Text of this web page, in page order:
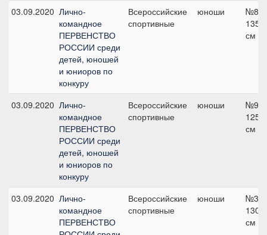
03.09.2020 Лично-
командное
ПЕРВЕНСТВО
РОССИИ среди
детей, юношей
и юниоров по
конкуру
Всероссийские
спортивные
юноши
№8,
135
см
03.09.2020 Лично-
командное
ПЕРВЕНСТВО
РОССИИ среди
детей, юношей
и юниоров по
конкуру
Всероссийские
спортивные
юноши
№9,
125
см
03.09.2020 Лично-
командное
ПЕРВЕНСТВО
Всероссийские
спортивные
юноши
№3,
130
см